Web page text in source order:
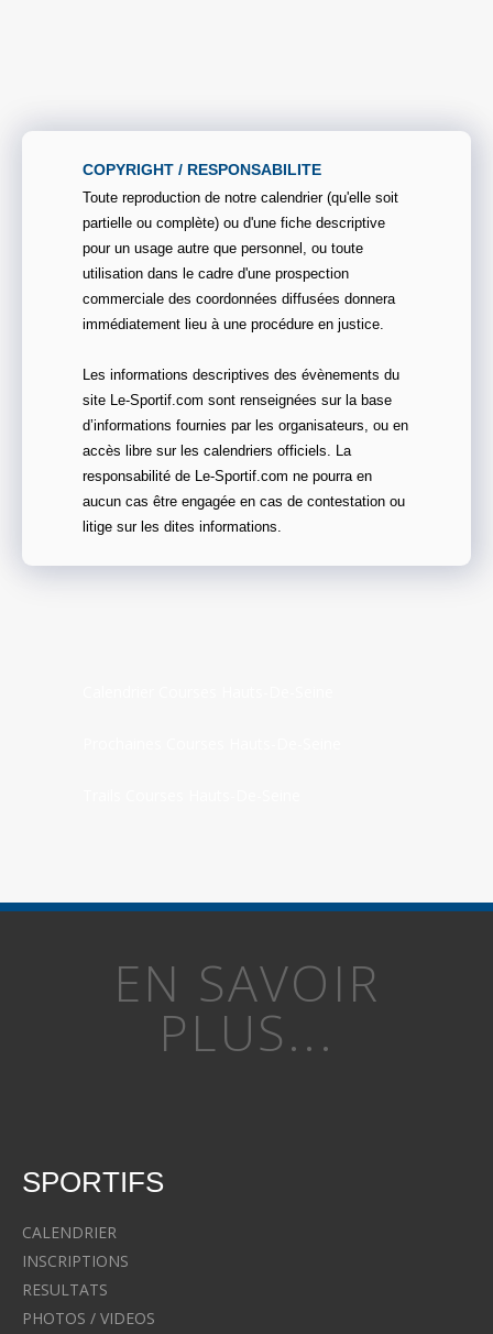
COPYRIGHT / RESPONSABILITE
Toute reproduction de notre calendrier (qu'elle soit
partielle ou complète) ou d'une fiche descriptive
pour un usage autre que personnel, ou toute
utilisation dans le cadre d'une prospection
commerciale des coordonnées diffusées donnera
immédiatement lieu à une procédure en justice.
Les informations descriptives des évènements du
site Le-Sportif.com sont renseignées sur la base
d’informations fournies par les organisateurs, ou en
accès libre sur les calendriers officiels. La
responsabilité de Le-Sportif.com ne pourra en
aucun cas être engagée en cas de contestation ou
litige sur les dites informations.
EN SAVOIR
PLUS...
SPORTIFS
CALENDRIER
INSCRIPTIONS
RESULTATS
PHOTOS / VIDEOS